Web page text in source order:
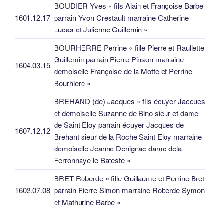
1601.12.17
BOUDIER Yves « fils Alain et Françoise Barbe
parrain Yvon Crestault marraine Catherine
Lucas et Julienne Guillemin »
1604.03.15
BOURHERRE Perrine « fille Pierre et Raullette
Guillemin parrain Pierre Pinson marraine
demoiselle Françoise de la Motte et Perrine
Bourhiere »
1607.12.12
BREHAND (de) Jacques « fils écuyer Jacques
et demoiselle Suzanne de Bino sieur et dame
de Saint Eloy parrain écuyer Jacques de
Brehant sieur de la Roche Saint Eloy marraine
demoiselle Jeanne Denignac dame dela
Ferronnaye le Bateste »
1602.07.08
BRET Roberde « fille Guillaume et Perrine Bret
parrain Pierre Simon marraine Roberde Symon
et Mathurine Barbe »